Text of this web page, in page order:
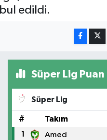
edildi.
Süper Lig
Süper Lig
# Takım
1 Amed